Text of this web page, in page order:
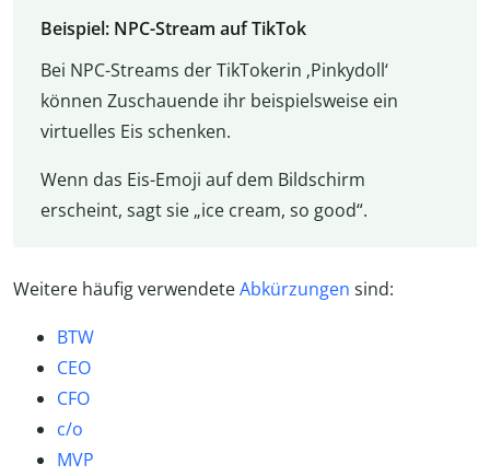
Beispiel: NPC-Stream auf TikTok
Bei NPC-Streams der TikTokerin ‚Pinkydoll‘
können Zuschauende ihr beispielsweise ein
virtuelles Eis schenken.
Wenn das Eis-Emoji auf dem Bildschirm
erscheint, sagt sie „ice cream, so good“.
Weitere häufig verwendeteAbkürzungen sind:
BTW
CEO
CFO
c/o
MVP